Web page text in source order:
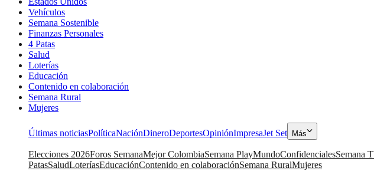
Vehículos
Semana Sostenible
Finanzas Personales
4 Patas
Salud
Loterías
Educación
Contenido en colaboración
Semana Rural
Mujeres
Últimas noticiasPolíticaNaciónDineroDeportesOpiniónImpresaJet Set Más
Elecciones 2026Foros SemanaMejor ColombiaSemana PlayMundoConfidencialesSemana
PatasSaludLoteríasEducaciónContenido en colaboraciónSemana RuralMujeres